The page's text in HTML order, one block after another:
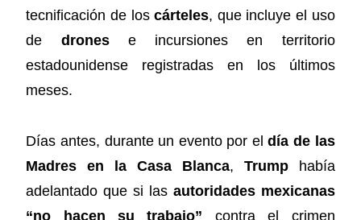
tecnificación de loscárteles, que incluye el uso
de dronese incursiones en territorio
estadounidense registradas en los últimos
meses.
Días antes, durante un evento por eldía de las
Madres en la Casa Blanca, Trumphabía
adelantado que si las autoridades mexicanas
“no hacen su trabajo” contra el crimen